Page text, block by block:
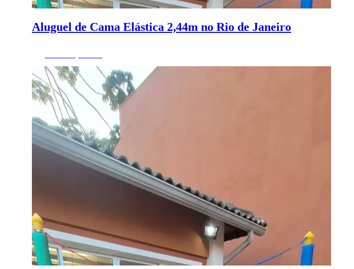
Aluguel de Cama Elástica 2,44m no Rio de Janeiro